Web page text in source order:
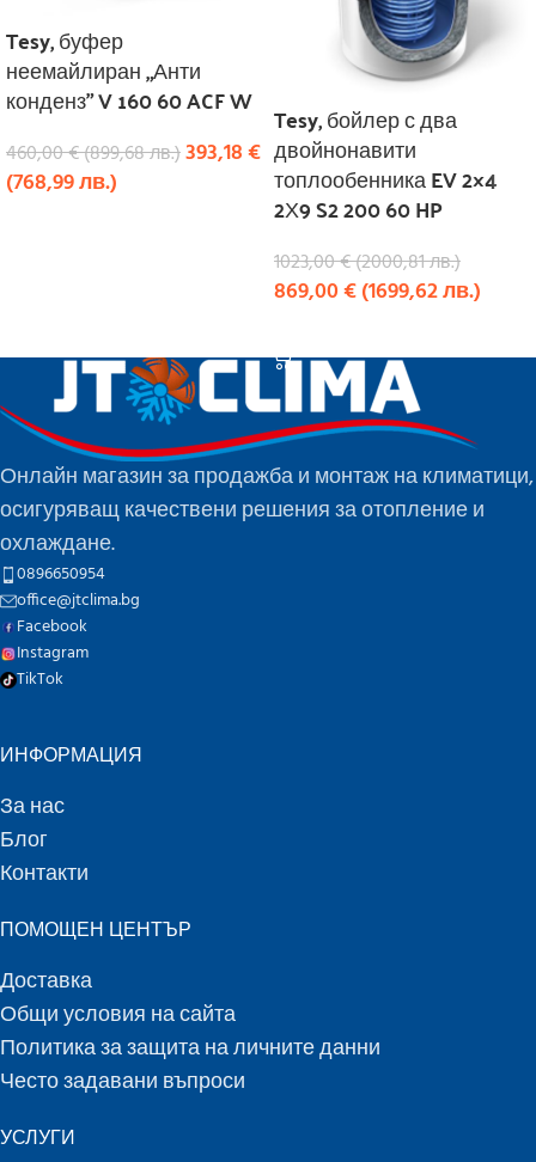
Tesy, буфер
неемайлиран „Анти
конденз” V 160 60 ACF W
460,00€(899,68лв.)393,18€
(768,99лв.)
Tesy, бойлер с два
двойнонавити
топлообенника EV 2×4
2Х9 S2 200 60 HP
1023,00€(2000,81лв.)
869,00€(1699,62лв.)
Онлайн магазин за продажба и монтаж на климатици,
осигуряващ качествени решения за отопление и
охлаждане.
0896650954
office@jtclima.bg
Facebook
Instagram
TikTok
ИНФОРМАЦИЯ
За нас
Блог
Контакти
ПОМОЩЕН ЦЕНТЪР
Доставка
Общи условия на сайта
Политика за защита на личните данни
Често задавани въпроси
УСЛУГИ